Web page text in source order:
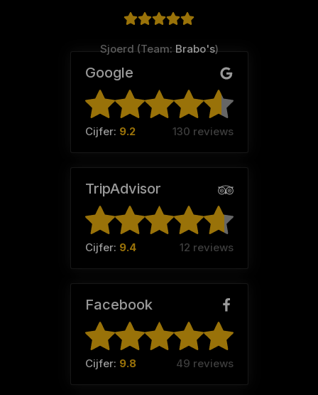
Sjoerd (Team: Brabo's)
Google
Cijfer: 9.2 130 reviews
TripAdvisor
Cijfer: 9.4 12 reviews
Facebook
Cijfer: 9.8 49 reviews